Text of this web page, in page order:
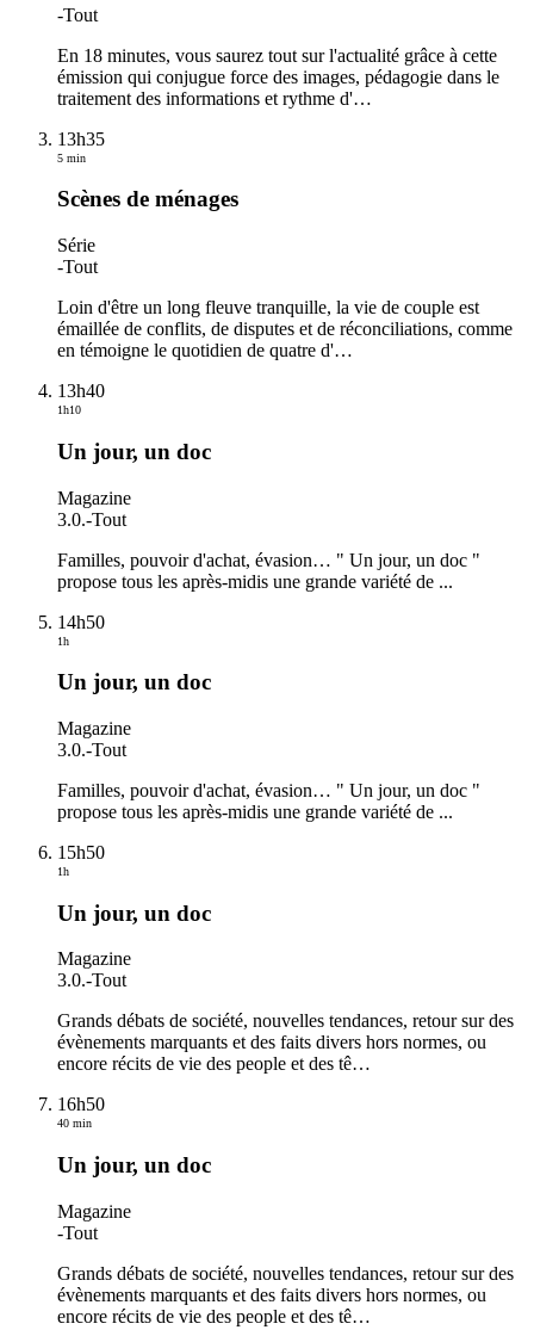
-Tout
En 18 minutes, vous saurez tout sur l'actualité grâce à cette
émission qui conjugue force des images, pédagogie dans le
traitement des informations et rythme d'…
13h35
5 min
Scènes de ménages
Série
-Tout
Loin d'être un long fleuve tranquille, la vie de couple est
émaillée de conflits, de disputes et de réconciliations, comme
en témoigne le quotidien de quatre d'…
13h40
1h10
Un jour, un doc
Magazine
3.0.-Tout
Familles, pouvoir d'achat, évasion… " Un jour, un doc "
propose tous les après-midis une grande variété de ...
14h50
1h
Un jour, un doc
Magazine
3.0.-Tout
Familles, pouvoir d'achat, évasion… " Un jour, un doc "
propose tous les après-midis une grande variété de ...
15h50
1h
Un jour, un doc
Magazine
3.0.-Tout
Grands débats de société, nouvelles tendances, retour sur des
évènements marquants et des faits divers hors normes, ou
encore récits de vie des people et des tê…
16h50
40 min
Un jour, un doc
Magazine
-Tout
Grands débats de société, nouvelles tendances, retour sur des
évènements marquants et des faits divers hors normes, ou
encore récits de vie des people et des tê…